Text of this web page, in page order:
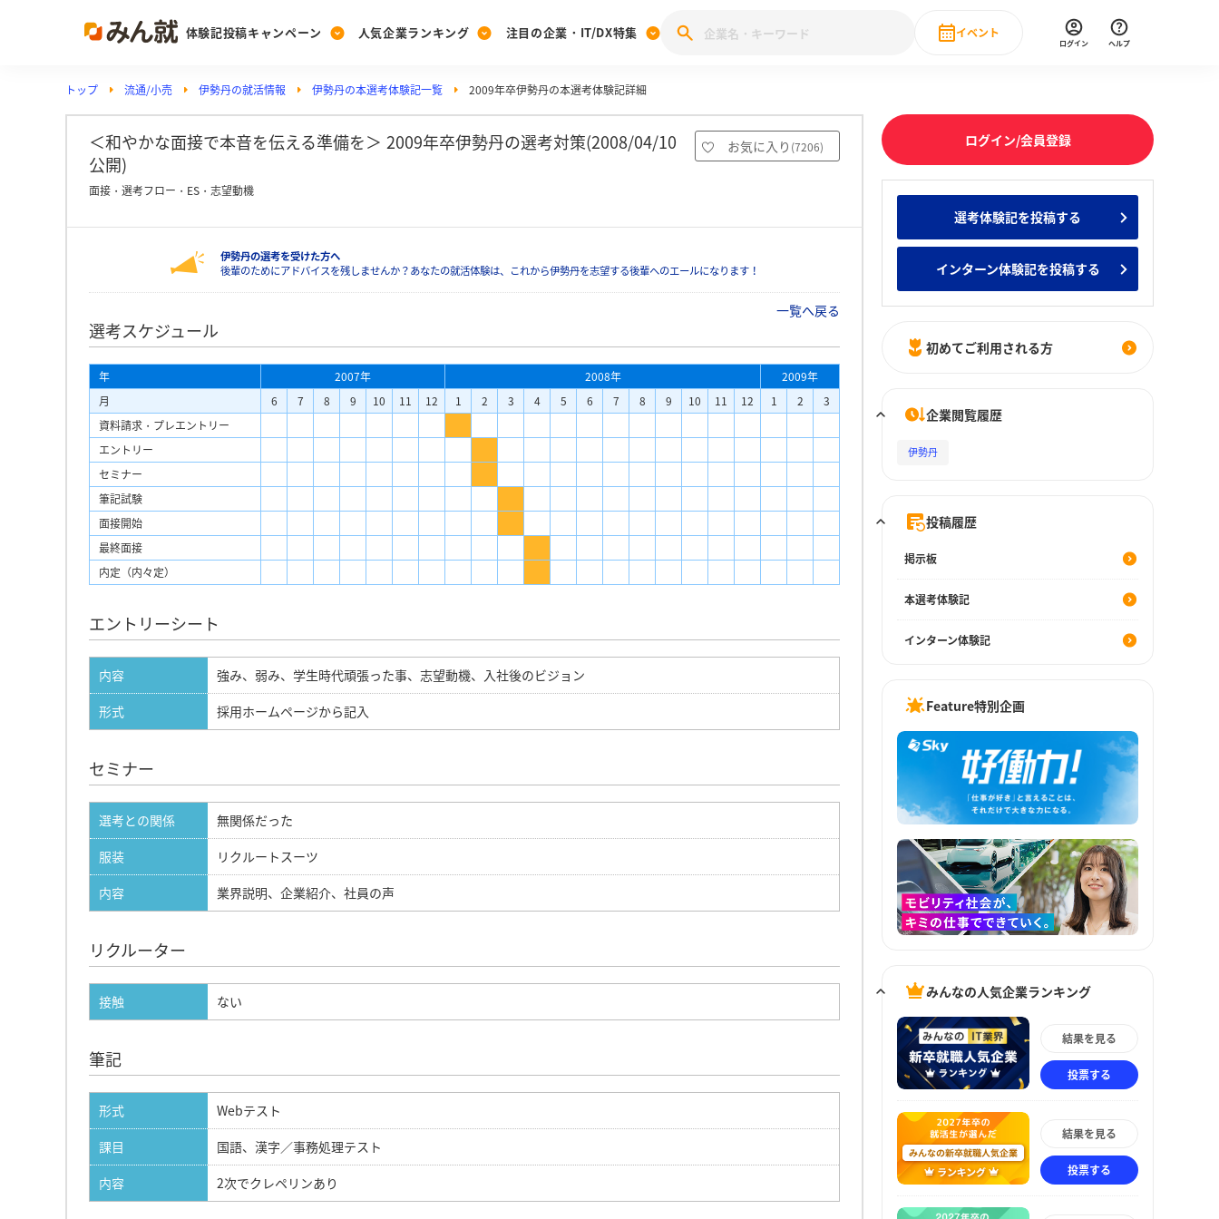
体験記投稿キャンペーン
Post
投稿する
[27卒] 本選考体験記投稿キャンペーン
人気企業ランキング
Ranking
ランキングを見る
みんなのDX企業就職ブランド調査
みんなの新卒就職人気企業ランキング みんなのインターン人気企業ランキ
注目の企業・IT/DX特集
PickUp
注目の企業特集
28卒 IT・DX現場社員インタビュー
動画で知ろう！業界・企業研究
イベント
直近のイベント一覧
ログイン ヘルプ
トップ 流通/小売 伊勢丹の就活情報 伊勢丹の本選考体験記一覧 2009年卒伊勢丹の本選考体験記詳細
＜和やかな面接で本音を伝える準備を＞ 2009年卒伊勢丹の選考対策(2008/04/10
公開)
お気に入り (7206)
面接・選考フロー・ES・志望動機
伊勢丹の選考を受けた方へ
後輩のためにアドバイスを残しませんか？あなたの就活体験は、これから伊勢丹を志望する後輩へのエールになります！
一覧へ戻る
選考スケジュール
年 2007年 2008年
2009年
月
6 7 8 9 10 11 12 1 2 3 4 5 6 7 8 9 10 11 12 1 2
3
資料請求・プレエントリー
エントリー
セミナー
筆記試験
面接開始
最終面接
内定（内々定）
エントリーシート
内容
強み、弱み、学生時代頑張った事、志望動機、入社後のビジョン
形式
採用ホームページから記入
セミナー
選考との関係
無関係だった
服装
リクルートスーツ
内容
業界説明、企業紹介、社員の声
リクルーター
接触 ない
筆記
形式
Webテスト
課目
国語、漢字／事務処理テスト
内容
2次でクレペリンあり
ログイン/会員登録
選考体験記を投稿する
インターン体験記を投稿する
初めてご利用される方
企業閲覧履歴
伊勢丹
投稿履歴
掲示板
本選考体験記
インターン体験記
Feature特別企画
みんなの人気企業ランキング
結果を見る
投票する
結果を見る
投票する